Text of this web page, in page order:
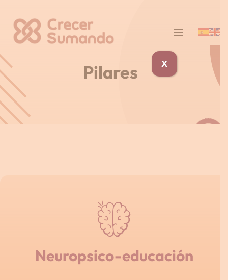
Pilares
Neuropsico-educación
X